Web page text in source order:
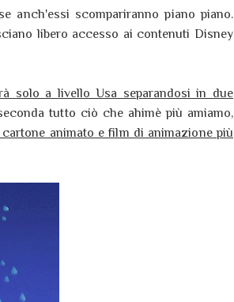
anch'essi scompariranno piano piano.
libero accesso ai contenuti Disney
solo a livello Usa separandosi in due
tutto ciò che ahimè più amiamo,
animato e film di animazione più